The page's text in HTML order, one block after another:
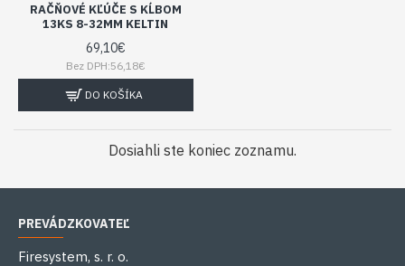
RAČŇOVÉ KĽÚČE S KĹBOM
13KS 8-32MM KELTIN
69,10€
Bez DPH:56,18€
DO KOŠÍKA
Dosiahli ste koniec zoznamu.
PREVÁDZKOVATEĽ
Firesystem, s. r. o.